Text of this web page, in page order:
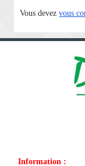
Vous devezvous
Information :